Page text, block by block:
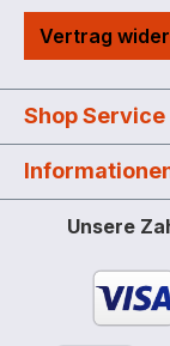
Vertrag
Shop Service
Unsere